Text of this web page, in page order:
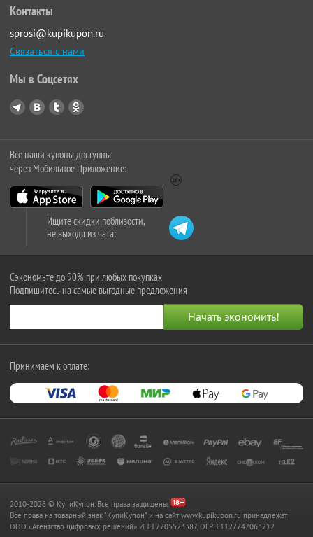
Контакты
sprosi@kupikupon.ru
Связаться с нами
Мы в Соцсетях
Все наши купоны доступны
через Мобильное Приложение:
Ищите скидки поблизости,
не выходя из чата:
Сэкономьте до 90% при любых покупках
Подпишитесь на самые выгодные предложения
Принимаем к оплате:
2010-2026 © КупиКупон. Все права защищены.
Все права на товарный знак "КупиКупон" и на сайт www.kupikupon.ru принадлежат
OOO «Агентство цифровых решений» ИНН 7705523387, ОГРН 1127747063212